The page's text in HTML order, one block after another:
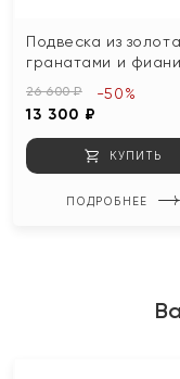
Подвеска из
гранатами и
26 600 ₽
13 300 ₽
-50%
КУПИТЬ
ПОДРОБНЕЕ